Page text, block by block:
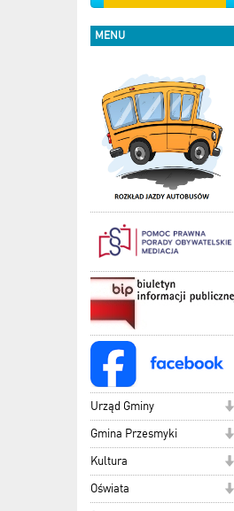
MENU
Urząd Gminy
Gmina Przesmyki
Kultura
Oświata